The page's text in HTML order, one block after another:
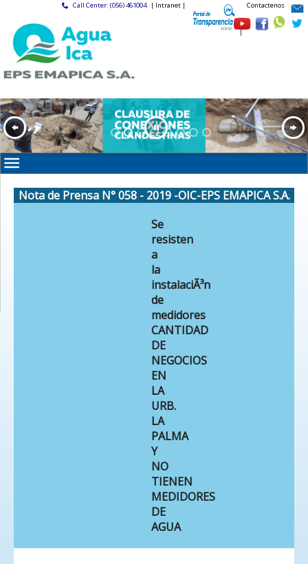
Call Center: (056) 461004 | Intranet |
|
Contactenos
Nota de Prensa N° 058 - 2019 -OIC-EPS EMAPICA S.A.
Se
resisten
a
la
instalaciÃ³n
de
medidores
CANTIDAD
DE
NEGOCIOS
EN
LA
URB.
LA
PALMA
Y
NO
TIENEN
MEDIDORES
DE
AGUA